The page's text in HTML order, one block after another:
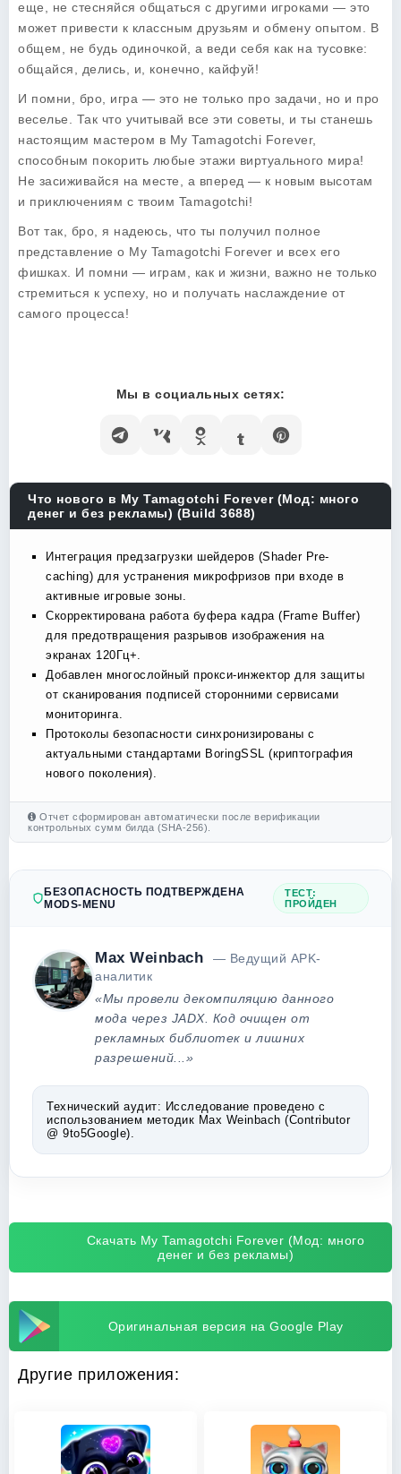
еще, не стесняйся общаться с другими игроками — это
может привести к классным друзьям и обмену опытом. В
общем, не будь одиночкой, а веди себя как на тусовке:
общайся, делись, и, конечно, кайфуй!
И помни, бро, игра — это не только про задачи, но и про
веселье. Так что учитывай все эти советы, и ты станешь
настоящим мастером в My Tamagotchi Forever,
способным покорить любые этажи виртуального мира!
Не засиживайся на месте, а вперед — к новым высотам
и приключениям с твоим Tamagotchi!
Вот так, бро, я надеюсь, что ты получил полное
представление о My Tamagotchi Forever и всех его
фишках. И помни — играм, как и жизни, важно не только
стремиться к успеху, но и получать наслаждение от
самого процесса!
Мы в социальных сетях:
Что нового в My Tamagotchi Forever (Мод: много
денег и без рекламы) (Build 3688)
Интеграция предзагрузки шейдеров (Shader Pre-
caching) для устранения микрофризов при входе в
активные игровые зоны.
Скорректирована работа буфера кадра (Frame Buffer)
для предотвращения разрывов изображения на
экранах 120Гц+.
Добавлен многослойный прокси-инжектор для защиты
от сканирования подписей сторонними сервисами
мониторинга.
Протоколы безопасности синхронизированы с
актуальными стандартами BoringSSL (криптография
нового поколения).
Отчет сформирован автоматически после верификации
контрольных сумм билда (SHA-256).
БЕЗОПАСНОСТЬ ПОДТВЕРЖДЕНА
MODS-MENU
ТЕСТ:
ПРОЙДЕН
Max Weinbach
— Ведущий APK-
аналитик
«Мы провели декомпиляцию данного
мода через JADX. Код очищен от
рекламных библиотек и лишних
разрешений...»
Технический аудит: Исследование проведено с
использованием методик Max Weinbach (Contributor
@ 9to5Google).
Скачать My Tamagotchi Forever (Мод: много
денег и без рекламы)
Оригинальная версия на Google Play
Другие приложения: